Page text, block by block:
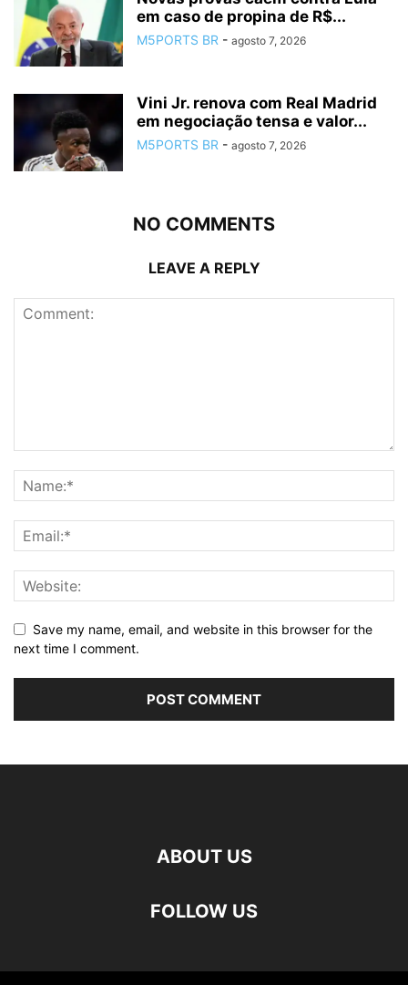
em caso de propina de R$...
M5PORTS BR - agosto 7, 2026
Vini Jr. renova com Real Madrid
em negociação tensa e valor...
M5PORTS BR - agosto 7, 2026
NO COMMENTS
LEAVE A REPLY
Save my name, email, and website in this browser for the
next time I comment.
ABOUT US
FOLLOW US